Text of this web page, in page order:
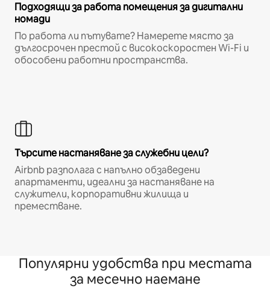
Подходящи за работа помещения за дигитални
номади
По работа ли пътувате? Намерете място за
дългосрочен престой с високоскоростен Wi-Fi и
обособени работни пространства.
Търсите настаняване за служебни цели?
Airbnb разполага с напълно обзаведени
апартаменти, идеални за настаняване на
служители, корпоративни жилища и
преместване.
Популярни удобства при местата
за месечно наемане